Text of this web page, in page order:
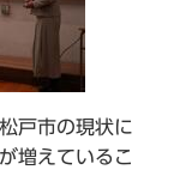
戸市の現状に
増えているこ